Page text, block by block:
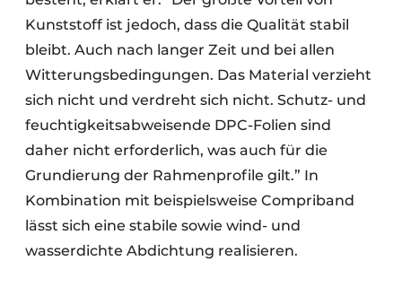
Kunststoff ist jedoch, dass die Qualität stabil
bleibt. Auch nach langer Zeit und bei allen
Witterungsbedingungen. Das Material verzieht
sich nicht und verdreht sich nicht. Schutz- und
feuchtigkeitsabweisende DPC-Folien sind
daher nicht erforderlich, was auch für die
Grundierung der Rahmenprofile gilt.” In
Kombination mit beispielsweise Compriband
lässt sich eine stabile sowie wind- und
wasserdichte Abdichtung realisieren.